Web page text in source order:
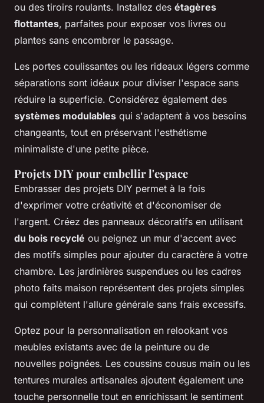
ou des tiroirs roulants. Installez des étagères
flottantes, parfaites pour exposer vos livres ou
plantes sans encombrer le passage.
Les portes coulissantes ou les rideaux légers comme
séparations sont idéaux pour diviser l'espace sans
réduire la superficie. Considérez également des
systèmes modulables qui s'adaptent à vos besoins
changeants, tout en préservant l'esthétisme
minimaliste d'une petite pièce.
Projets DIY pour embellir l'espace
Embrasser des projets DIY permet à la fois
d'exprimer votre créativité et d'économiser de
l'argent. Créez des panneaux décoratifs en utilisant
du bois recyclé ou peignez un mur d'accent avec
des motifs simples pour ajouter du caractère à votre
chambre. Les jardinières suspendues ou les cadres
photo faits maison représentent des projets simples
qui complètent l'allure générale sans frais excessifs.
Optez pour la personnalisation en relookant vos
meubles existants avec de la peinture ou de
nouvelles poignées. Les coussins cousus main ou les
tentures murales artisanales ajoutent également une
touche personnelle tout en enrichissant le sentiment